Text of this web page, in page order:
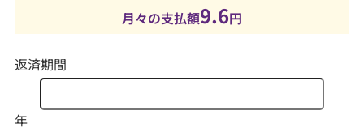
月々の支払額9.6円
返済期間
年